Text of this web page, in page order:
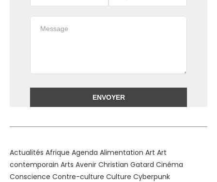
Actualités Afrique Agenda Alimentation Art Art
contemporain Arts Avenir Christian Gatard Cinéma
Conscience Contre-culture Culture Cyberpunk